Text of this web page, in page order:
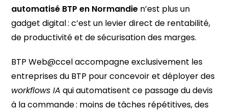
automatisé BTP en Normandie n’est plus un
gadget digital : c’est un levier direct de rentabilité,
de productivité et de sécurisation des marges.
BTP Web@ccel accompagne exclusivement les
entreprises du BTP pour concevoir et déployer des
workflows IA qui automatisent ce passage du devis
à la commande : moins de tâches répétitives, des